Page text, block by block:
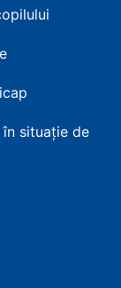
situație de